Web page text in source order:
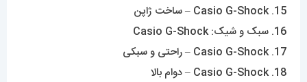
15. Casio G-Shock – ساخت ژاپن
16. سبک و شیک: Casio G-Shock
17. Casio G-Shock – راحتی و سبکی
18. Casio G-Shock – دوام بالا